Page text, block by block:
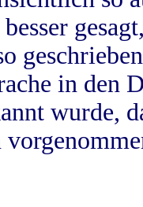
in
wurde,